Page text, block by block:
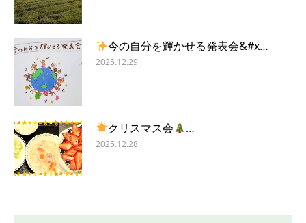
今の自分を輝かせる発表会&#x…
2025.12.29
クリスマス会 …
2025.12.28